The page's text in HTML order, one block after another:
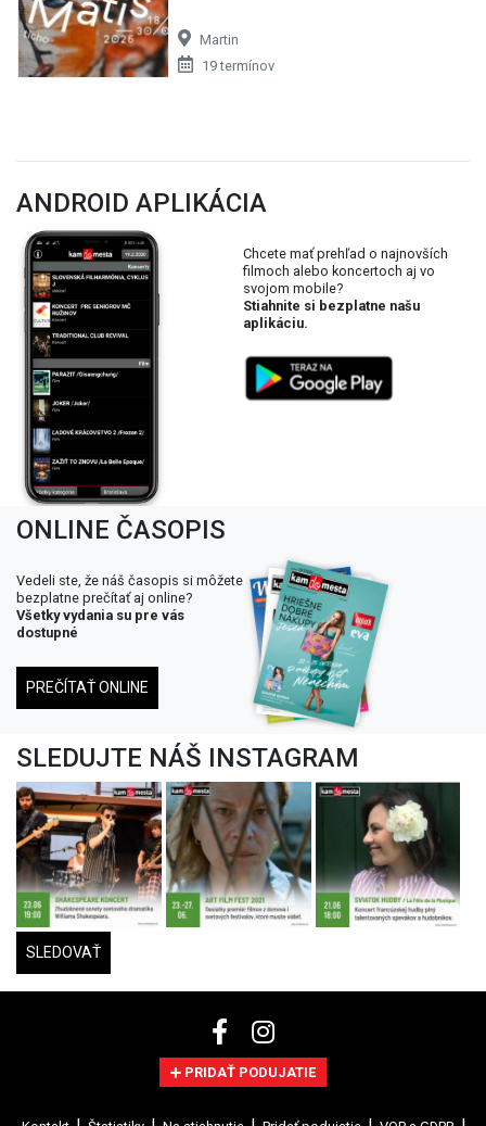
Martin
19 termínov
ANDROID APLIKÁCIA
Chcete mať prehľad o najnovších
filmoch alebo koncertoch aj vo
svojom mobile?
Stiahnite si bezplatne našu
aplikáciu.
ONLINE ČASOPIS
Vedeli ste, že náš časopis si môžete
bezplatne prečítať aj online?
Všetky vydania su pre vás
dostupné
PREČÍTAŤ ONLINE
SLEDUJTE NÁŠ INSTAGRAM
SLEDOVAŤ
PRIDAŤ PODUJATIE